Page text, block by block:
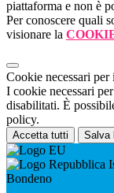
piattaforma e non è
Per conoscere quali
visionare la
Cookie necessari
I cookie necessari
disabilitati. È
policy.
Accetta tutti Salva
Bondeno